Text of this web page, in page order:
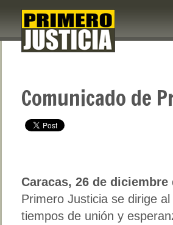
Comunicado de
Caracas, 26 de diciembre
Primero Justicia se dirige
tiempos de unión y